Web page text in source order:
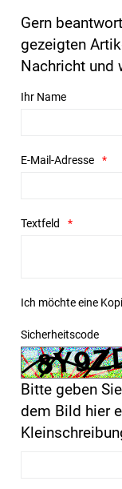
Gern
gezeigten
Nachricht und
Ihr Name
E-Mail-Adresse
Textfeld
Ich möchte eine
Sicherheitscode
Bitte geben
dem Bild hier